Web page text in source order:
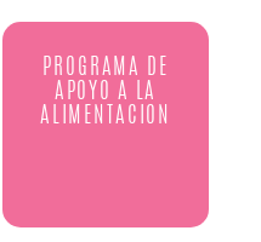
PROGRAMA DE
APOYO A LA
ALIMENTACION